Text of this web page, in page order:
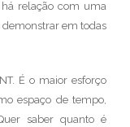
relação com uma
em todas
É o maior esforço
espaço de tempo,
saber quanto é